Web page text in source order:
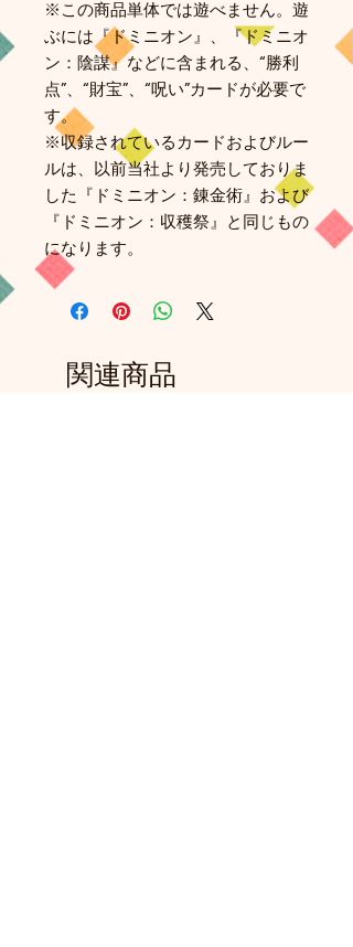
※この商品単体では遊べません。遊
ぶには『ドミニオン』、『ドミニオ
ン：陰謀』などに含まれる、“勝利
点”、“財宝”、“呪い”カードが必要で
す。
※収録されているカードおよびルー
ルは、以前当社より発売しておりま
した『ドミニオン：錬金術』および
『ドミニオン：収穫祭』と同じもの
になります。
関連商品